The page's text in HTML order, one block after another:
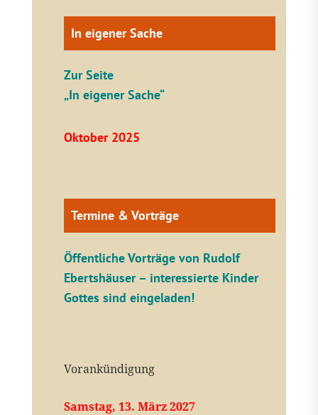
In eigener Sache
Zur Seite
„In eigener Sache“
Oktober 2025
Termine & Vorträge
Öffentliche Vorträge von Rudolf
Ebertshäuser – interessierte Kinder
Gottes sind eingeladen!
Vorankündigung
Samstag, 13. März 2027